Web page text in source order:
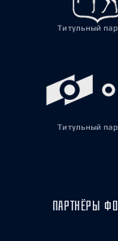
Титульный
Титульный
ПАРТНЁРЫ